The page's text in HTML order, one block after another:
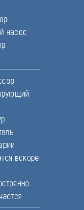
насос
вскоре